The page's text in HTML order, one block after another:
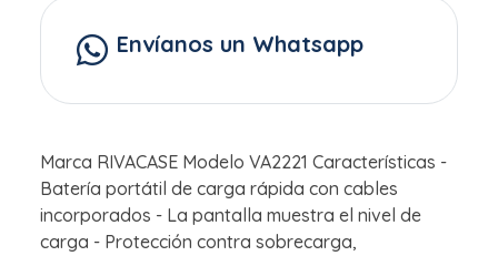
Envíanos un Whatsapp
Marca RIVACASE Modelo VA2221 Características -
Batería portátil de carga rápida con cables
incorporados - La pantalla muestra el nivel de
carga - Protección contra sobrecarga,